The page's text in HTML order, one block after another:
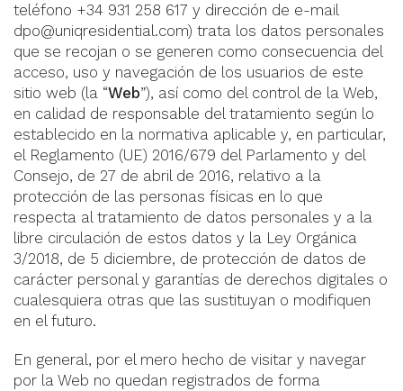
teléfono +34 931 258 617 y dirección de e-mail
dpo@uniqresidential.com) trata los datos personales
que se recojan o se generen como consecuencia del
acceso, uso y navegación de los usuarios de este
sitio web (la “Web”), así como del control de la Web,
en calidad de responsable del tratamiento según lo
establecido en la normativa aplicable y, en particular,
el Reglamento (UE) 2016/679 del Parlamento y del
Consejo, de 27 de abril de 2016, relativo a la
protección de las personas físicas en lo que
respecta al tratamiento de datos personales y a la
libre circulación de estos datos y la Ley Orgánica
3/2018, de 5 diciembre, de protección de datos de
carácter personal y garantías de derechos digitales o
cualesquiera otras que las sustituyan o modifiquen
en el futuro.
En general, por el mero hecho de visitar y navegar
por la Web no quedan registrados de forma